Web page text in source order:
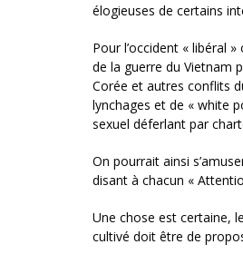
élogieuses de certains
Pour l’occident « libéral
de la guerre du Vietnam
Corée et autres conflits
lynchages et de « white
sexuel déferlant par
On pourrait ainsi
disant à chacun «
Une chose est certaine,
cultivé doit être de